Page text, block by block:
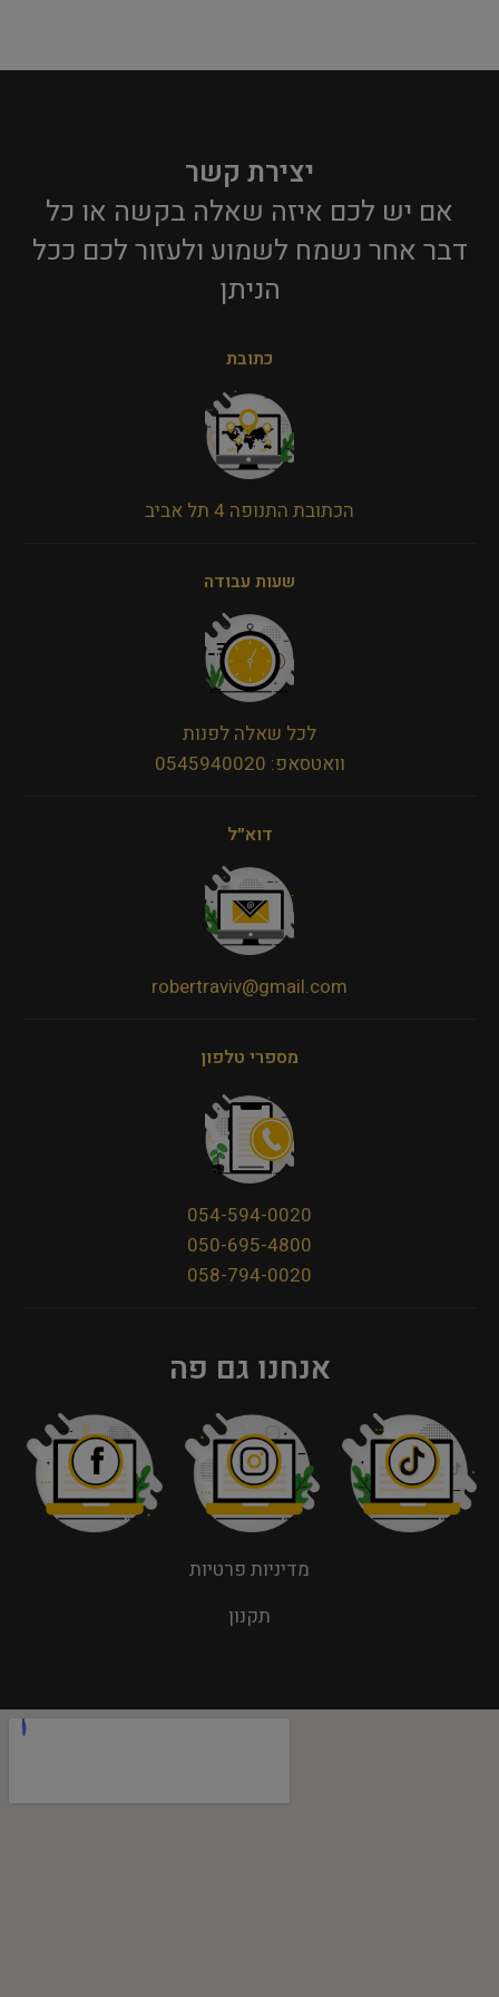
יצירת קשר
אם יש לכם איזה שאלה בקשה או כל
דבר אחר נשמח לשמוע ולעזור לכם ככל
הניתן​
כתובת
הכתובת התנופה 4 תל אביב
שעות עבודה
לכל שאלה לפנות
וואטסאפ: 0545940020
דוא״ל
robertraviv@gmail.com
מספרי טלפון
054-594-0020
050-695-4800
058-794-0020
אנחנו גם פה
מדיניות פרטיות
תקנון